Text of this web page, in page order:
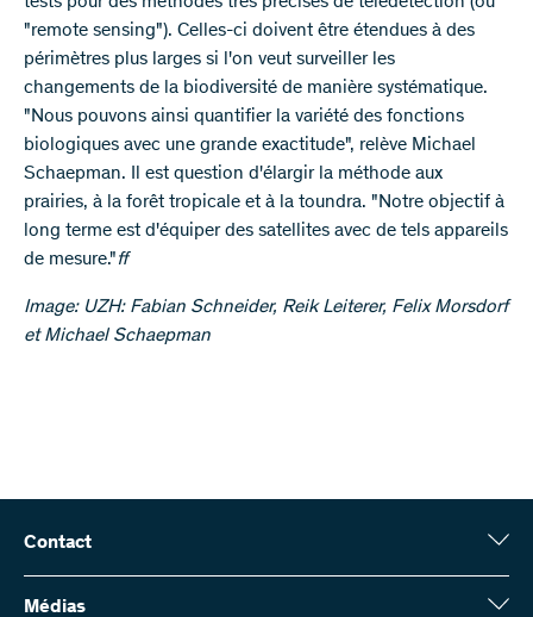
"remote sensing"). Celles-ci doivent être étendues à des
périmètres plus larges si l'on veut surveiller les
changements de la biodiversité de manière systématique.
"Nous pouvons ainsi quantifier la variété des fonctions
biologiques avec une grande exactitude", relève Michael
Schaepman. Il est question d'élargir la méthode aux
prairies, à la forêt tropicale et à la toundra. "Notre objectif à
long terme est d'équiper des satellites avec de tels appareils
de mesure."ff
Image: UZH: Fabian Schneider, Reik Leiterer, Felix Morsdorf
et Michael Schaepman
Contact
Fonds national suisse (FNS)
Wildhainweg 3
Médias